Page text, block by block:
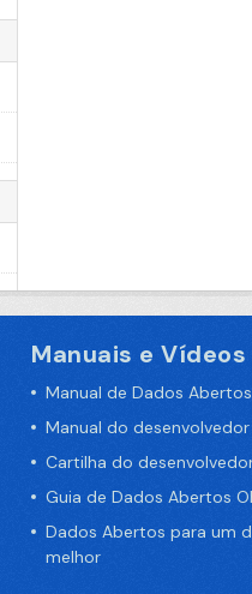
Manuais e Vídeos
Manual de Dados
Manual do
Cartilha do
Guia de Dados Abertos
Dados Abertos para um
melhor